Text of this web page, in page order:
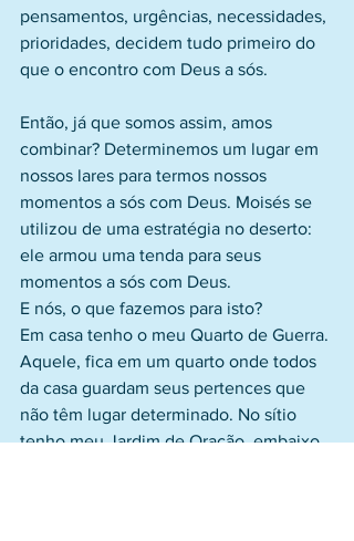
pensamentos, urgências, necessidades,
prioridades, decidem tudo primeiro do
que o encontro com Deus a sós.
Então, já que somos assim, amos
combinar? Determinemos um lugar em
nossos lares para termos nossos
momentos a sós com Deus. Moisés se
utilizou de uma estratégia no deserto:
ele armou uma tenda para seus
momentos a sós com Deus.
E nós, o que fazemos para isto?
Em casa tenho o meu Quarto de Guerra.
Aquele, fica em um quarto onde todos
da casa guardam seus pertences que
não têm lugar determinado. No sítio
tenho meu Jardim de Oração, embaixo